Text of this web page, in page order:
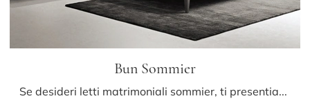
Bun Sommier
Se desideri letti matrimoniali sommier, ti presentiamo il modello Bun Sommier in legno per impreziosire la zona notte.